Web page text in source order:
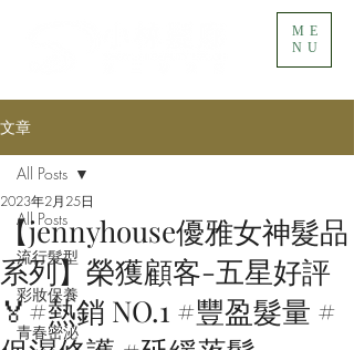
ME
NU
文章
All Posts
流行髮型
彩妝保養
青春密泌
All Posts
【jennyhouse優雅女神髮品
系列】榮獲顧客-五星好評
🏅#熱銷 NO.1 #豐盈髮量 #
2023年2月25日